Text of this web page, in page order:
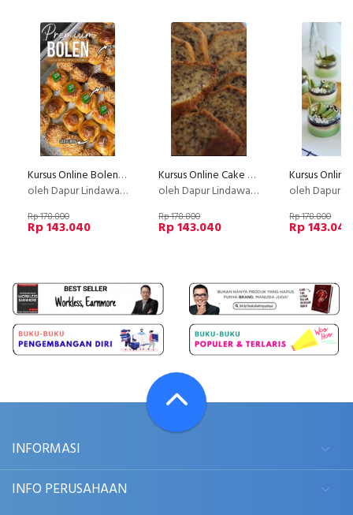
Kursus Online Bolen Premium Dapur Lindawaty PU
oleh Dapur Lindawaty
Rp 178.800
Rp 143.040
Kursus Online Cake Pisang Gebus Dapur Lindawaty
oleh Dapur Lindawaty
Rp 178.800
Rp 143.040
oleh Dapur
Rp 178.800
Rp 143.040
INFORMASI
INFO PERUSAHAAN